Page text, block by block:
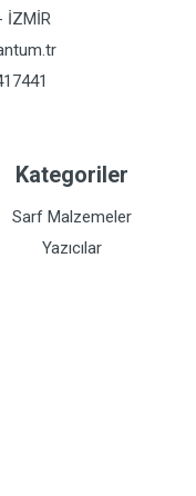
İZMİR
Kategoriler
Sarf Malzemeler
Yazıcılar